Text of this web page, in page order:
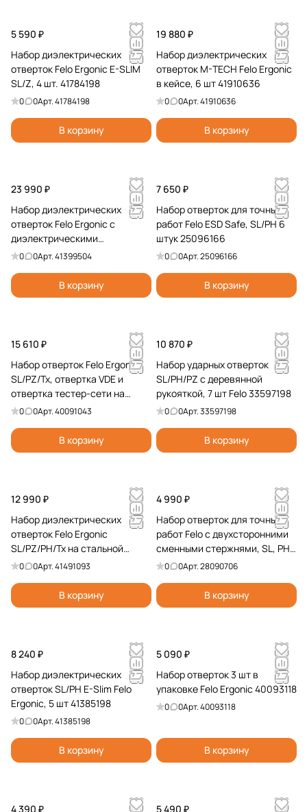
5 590 ₽
Набор диэлектрических
отверток Felo Ergonic E-SLIM
SL/Z, 4 шт. 41784198
0 0Арт.41784198
В корзину
19 880 ₽
Набор диэлектрических
отверток M-TECH Felo Ergonic
в кейсе, 6 шт 41910636
0 0Арт.41910636
В корзину
23 990 ₽
Набор диэлектрических
отверток Felo Ergonic с
диэлектрическими
пасатижами, бокорезами,
отверткой тестером сети, 9
шт 41399504
0 0Арт.41399504
В корзину
7 650 ₽
Набор отверток для точных
работ Felo ESD Safe, SL/PH 6
штук 25096166
0 0Арт.25096166
В корзину
15 610 ₽
Набор отверток Felo Ergonic
SL/PZ/Tx, отвертка VDE и
отвертка тестер-сети на
стальной стойке, 10 шт
0 0Арт.40091043
В корзину
10 870 ₽
Набор ударных отверток
SL/PH/PZ с деревянной
рукояткой, 7 шт Felo 33597198
0 0Арт.33597198
В корзину
12 990 ₽
Набор диэлектрических
отверток Felo Ergonic
SL/PZ/PH/Tx на стальной
стойке, 10 шт 41491093
0 0Арт.41491093
В корзину
4 990 ₽
Набор отверток для точных
работ Felo с двухсторонними
сменными стержнями, SL, PH,
PZ, 6 шт 28090706
0 0Арт.28090706
В корзину
8 240 ₽
Набор диэлектрических
отверток SL/PH E-Slim Felo
Ergonic, 5 шт 41385198
0 0Арт.41385198
В корзину
5 090 ₽
Набор отверток 3 шт в
упаковке Felo Ergonic 40093118
0 0Арт.40093118
В корзину
4 390 ₽
5 490 ₽